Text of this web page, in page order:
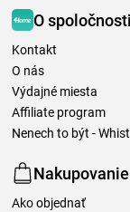
O spoločnosti
Kontakt
O nás
Výdajné miesta
Affiliate program
Nenech to být -
Nakupovanie
Ako objednať